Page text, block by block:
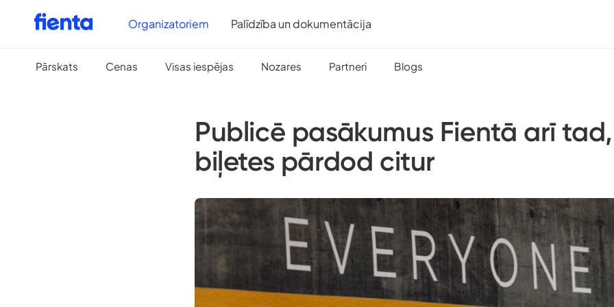
Organizatoriem Palīdzība un dokumentācija
Pārskats Cenas Visas iespējas Nozares Partneri Blogs
Publicē pasākumus Fientā arī
biļetes pārdod citur